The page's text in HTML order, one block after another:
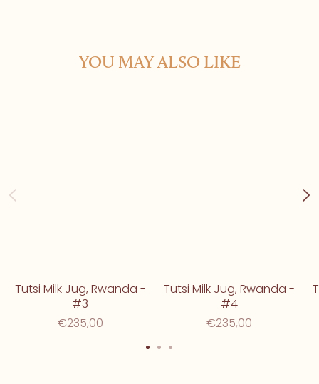
YOU MAY ALSO LIKE
Tutsi Milk Jug, Rwanda -
#3
€235,00
Tutsi Milk Jug, Rwanda -
#4
€235,00